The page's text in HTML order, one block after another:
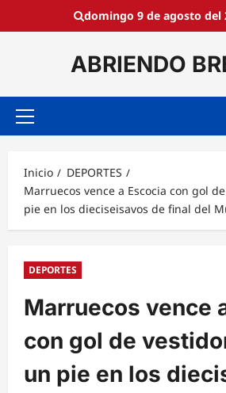
domingo 9 de agosto del
ABRIENDO
Menú
Inicio
DEPORTES
Marruecos vence a Escocia con gol
pie en los dieciseisavos de final del
DEPORTES
Marruecos vence
con gol de
un pie en los